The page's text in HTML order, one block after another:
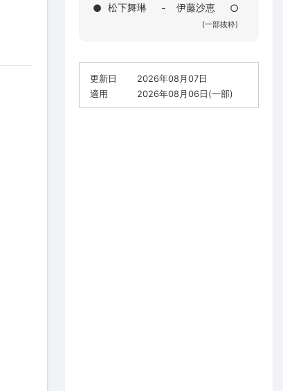
● 松下舞琳 - 伊藤沙恵 ○
(一部抜粋)
更新日
2026年08月07日
適用
2026年08月06日(一部)